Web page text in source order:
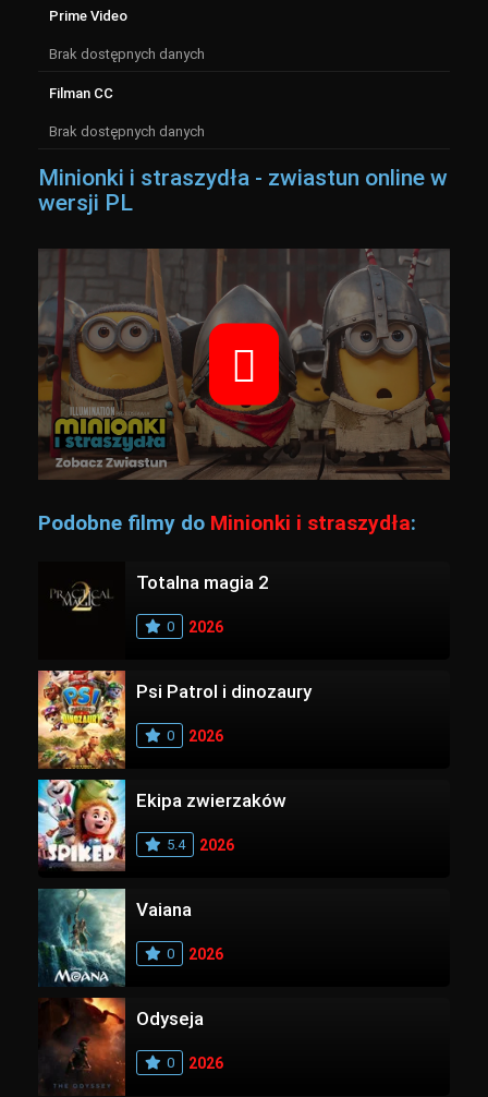
Prime Video
Brak dostępnych danych
Filman CC
Brak dostępnych danych
Minionki i straszydła - zwiastun online w
wersji PL
Podobne filmy do Minionki i straszydła:
Totalna magia 2
0 2026
Psi Patrol i dinozaury
0 2026
Ekipa zwierzaków
5.4 2026
Vaiana
0 2026
Odyseja
0 2026